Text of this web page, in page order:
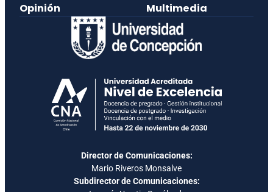
Opinión Multimedia
Director de Comunicaciones:
Mario Riveros Monsalve
Subdirector de Comunicaciones: